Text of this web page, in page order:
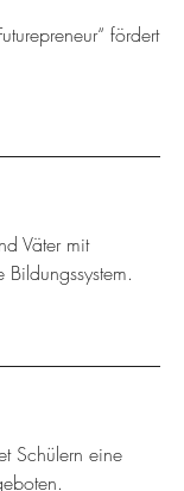
fördert
Väter mit
Schülern eine